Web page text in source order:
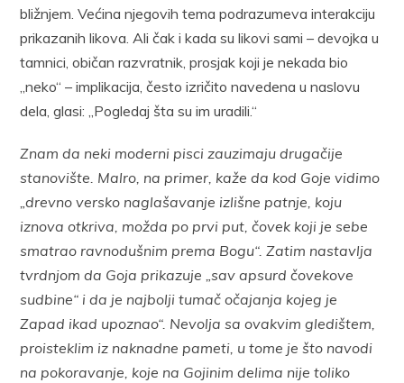
bližnjem. Većina njegovih tema podrazumeva interakciju
prikazanih likova. Ali čak i kada su likovi sami – devojka u
tamnici, običan razvratnik, prosjak koji je nekada bio
„neko“ – implikacija, često izričito navedena u naslovu
dela, glasi: „Pogledaj šta su im uradili.“
Znam da neki moderni pisci zauzimaju drugačije
stanovište. Malro, na primer, kaže da kod Goje vidimo
„drevno versko naglašavanje izlišne patnje, koju
iznova otkriva, možda po prvi put, čovek koji je sebe
smatrao ravnodušnim prema Bogu“. Zatim nastavlja
tvrdnjom da Goja prikazuje „sav apsurd čovekove
sudbine“ i da je najbolji tumač očajanja kojeg je
Zapad ikad upoznao“. Nevolja sa ovakvim gledištem,
proisteklim iz naknadne pameti, u tome je što navodi
na pokoravanje, koje na Gojinim delima nije toliko